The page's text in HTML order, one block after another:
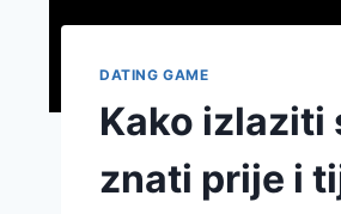
DATING GAME
Kako izlaziti
znati prije i